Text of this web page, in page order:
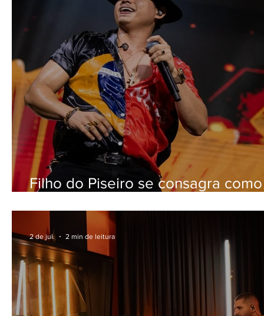
Filho do Piseiro se consagra como
performance em Campina Grande
2 de jul. 2 min de leitura